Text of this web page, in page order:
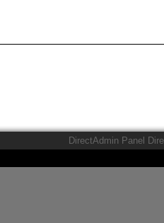
DirectAdmin Panel